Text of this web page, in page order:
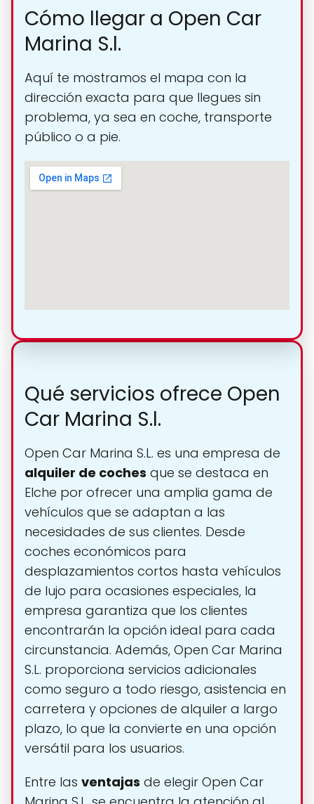
Cómo llegar a Open Car
Marina S.l.
Aquí te mostramos el mapa con la
dirección exacta para que llegues sin
problema, ya sea en coche, transporte
público o a pie.
Qué servicios ofrece Open
Car Marina S.l.
Open Car Marina S.L. es una empresa de
alquiler de coches que se destaca en
Elche por ofrecer una amplia gama de
vehículos que se adaptan a las
necesidades de sus clientes. Desde
coches económicos para
desplazamientos cortos hasta vehículos
de lujo para ocasiones especiales, la
empresa garantiza que los clientes
encontrarán la opción ideal para cada
circunstancia. Además, Open Car Marina
S.L. proporciona servicios adicionales
como seguro a todo riesgo, asistencia en
carretera y opciones de alquiler a largo
plazo, lo que la convierte en una opción
versátil para los usuarios.
Entre las ventajas de elegir Open Car